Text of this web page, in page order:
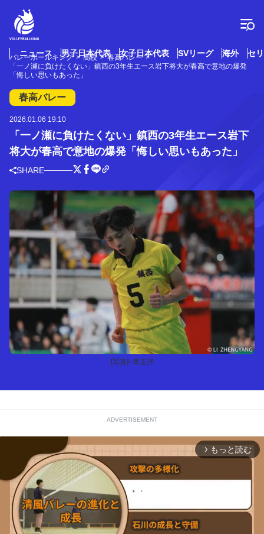
ニュース 男子日本代表 女子日本代表 SVリーグ 海外 セ
バレーボールキング 高校
春高バレー
「一ノ瀬に負けたくない」鎮西の3年生エース岩下将大が春高で意地の爆発
「悔しい思いもあった」
春高バレー
2026.01.06 19:10
「一ノ瀬に負けたくない」鎮西の3年生エース岩下
将大が春高で意地の爆発「悔しい思いもあった」
SHARE
[写真]=李正洋
ADVERTISEMENT
arrow_forward_ios もっと読む